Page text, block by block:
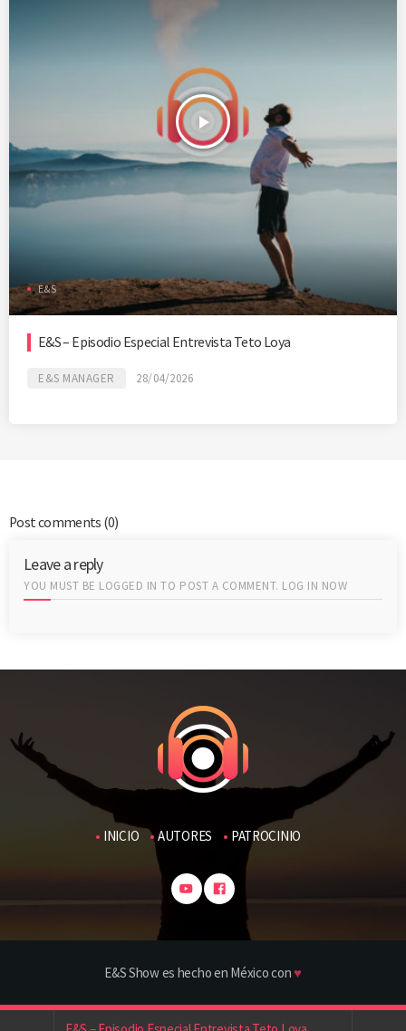
play_arrow
E&S
E&S – Episodio Especial Entrevista Teto Loya
E&S MANAGER 28/04/2026
Post comments (0)
Leave a reply
YOU MUST BE LOGGED IN TO POST A COMMENT. LOG IN NOW
INICIO AUTORES PATROCINIO
E&S Show es hecho en México con♥